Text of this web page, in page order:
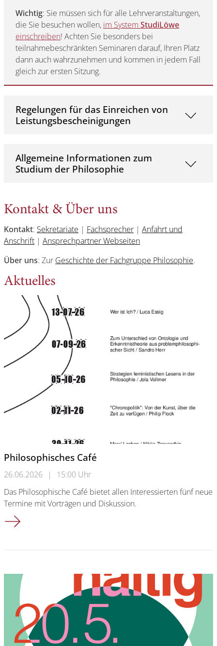
Wichtig: Sie müssen sich für alle Lehrveranstaltungen,
die Sie besuchen wollen, im System StudiLöwe
einschreiben! Achten Sie besonders bei
teilnahmebeschränkten Seminaren darauf, Ihren Platz
dann auch wahrzunehmen und kommen in jedem Fall
gleich zur ersten Sitzung.
Regelungen für das Einreichen von
Leistungsbescheinigungen
Allgemeine Informationen zum
Studium der Philosophie
Kontakt & Über uns
Kontakt: Sekretariate | Fachsprecher | Anfahrt und
Anschrift | Ansprechpartner Webseiten
Über uns: Zur Geschichte der Fachgruppe Philosophie.
Aktuelles
Philosophisches Café
26.06.2026 |
15:00 Uhr
Das Philosophische Café bietet allen Interessierten fünf neue
Termine mit Vorträgen und Diskussion.
Philosophisches Café